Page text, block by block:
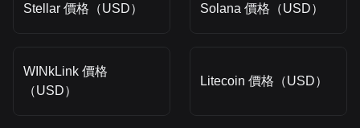
Stellar 價格（USD） Solana 價格（USD）
WINkLink 價格
（USD）
Litecoin 價格（USD）